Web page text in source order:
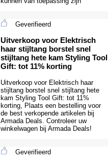
Geverifieerd
Uitverkoop voor Elektrisch
haar stijltang borstel snel
stijltang hete kam Styling Tool
Gift: tot 11% korting
Uitverkoop voor Elektrisch haar
stijltang borstel snel stijltang hete
kam Styling Tool Gift: tot 11%
korting, Plaats een bestelling voor
de best verkopende artikelen bij
Armada Deals. Controleer uw
winkelwagen bij Armada Deals!
Geverifieerd